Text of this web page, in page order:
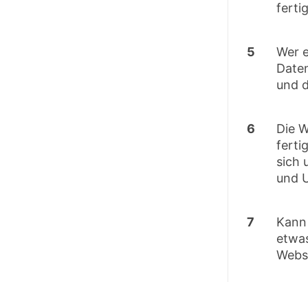
5
Wer
und
6
Die
sich
und
7